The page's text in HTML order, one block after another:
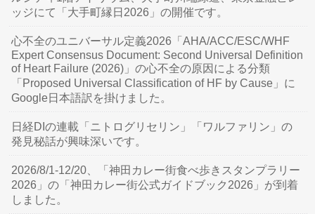
ッジにて「大手町縁日2026」の開催です。
心不全のユニバーサル定義2026「AHA/ACC/ESC/WHF
Expert Consensus Document: Second Universal Definition
of Heart Failure (2026)」の心不全の原因による分類
「Proposed Universal Classification of HF by Cause」に
Google日本語訳を掛けました。
日経DIの連載「ニトログリセリン」「ワルファリン」の
発見秘話が興味深いです。
2026/8/1-12/20、「神田カレー街食べ歩きスタンプラリー
2026」の「神田カレー街公式ガイドブック2026」が到着
しました。